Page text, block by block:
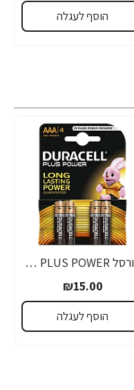
הוסף לעגלה
דורסל PLUS POWER סוללות AAA אריזת 4 יחידות - מבית Duracell
₪15.00
הוסף לעגלה